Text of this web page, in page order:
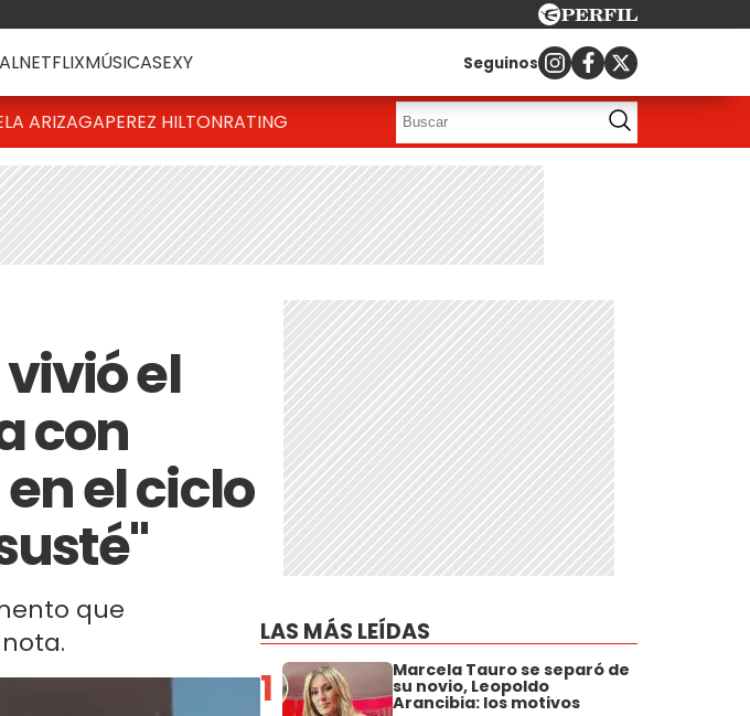
NETFLIXMÚSICASEXY Seguinos
ARIZAGAPEREZ HILTONRATING
el
con
el ciclo
que
LAS MÁS LEÍDAS
1 Marcela Tauro se separó de
su novio, Leopoldo
Arancibia: los motivos